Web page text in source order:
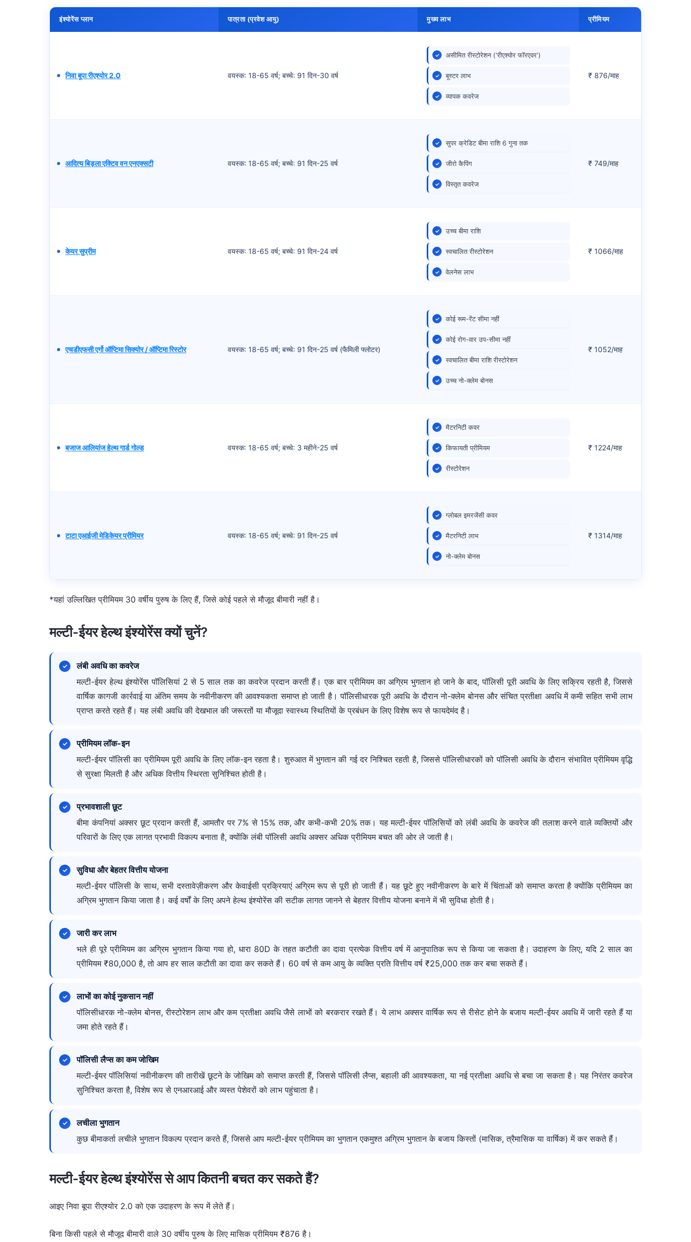
इंश्योरेंस प्लान पात्रता (प्रवेश आयु) मुख्य लाभ प्रीमियम
निवा बूपा रीएश्योर 2.0 वयस्क: 18-65 वर्ष; बच्चे: 91 दिन-30 वर्ष
असीमित रीस्टोरेशन ('रीएश्योर फॉरएवर')
बूस्टर लाभ
व्यापक कवरेज
₹ 876/माह
आदित्य बिड़ला एक्टिव वन एनएक्सटी वयस्क: 18-65 वर्ष; बच्चे: 91 दिन-25 वर्ष
सुपर क्रेडिट बीमा राशि 6 गुना तक
जीरो कैपिंग
विस्तृत कवरेज
₹ 749/माह
केयर सुप्रीम वयस्क: 18-65 वर्ष; बच्चे: 91 दिन-24 वर्ष
उच्च बीमा राशि
स्वचालित रीस्टोरेशन
वेलनेस लाभ
₹ 1066/माह
एचडीएफसी एर्गो ऑप्टिमा सिक्योर / ऑप्टिमा रिस्टोर वयस्क: 18-65 वर्ष; बच्चे: 91 दिन-25 वर्ष (फैमिली फ्लोटर)
कोई रूम-रेंट सीमा नहीं
कोई रोग-वार उप-सीमा नहीं
स्वचालित बीमा राशि रीस्टोरेशन
उच्च नो-क्लेम बोनस
₹ 1052/माह
बजाज आलियांज हेल्थ गार्ड गोल्ड वयस्क: 18-65 वर्ष; बच्चे: 3 महीने-25 वर्ष
मैटरनिटी कवर
किफायती प्रीमियम
रीस्टोरेशन
₹ 1224/माह
टाटा एआईजी मेडिकेयर प्रीमियर वयस्क: 18-65 वर्ष; बच्चे: 91 दिन-25 वर्ष
ग्लोबल इमरजेंसी कवर
मैटरनिटी लाभ
नो-क्लेम बोनस
₹ 1314/माह
*यहां उल्लिखित प्रीमियम 30 वर्षीय पुरुष के लिए हैं, जिसे कोई पहले से मौजूद बीमारी नहीं है।
मल्टी-ईयर हेल्थ इंश्योरेंस क्यों चुनें?
लंबी अवधि का कवरेज
मल्टी-ईयर हेल्थ इंश्योरेंस पॉलिसियां 2 से 5 साल तक का कवरेज प्रदान करती हैं। एक बार प्रीमियम का अग्रिम भुगतान हो जाने के बाद, पॉलिसी पूरी अवधि के लिए सक्रिय रहती है, जिससे
वार्षिक कागजी कार्रवाई या अंतिम समय के नवीनीकरण की आवश्यकता समाप्त हो जाती है। पॉलिसीधारक पूरी अवधि के दौरान नो-क्लेम बोनस और संचित प्रतीक्षा अवधि में कमी सहित सभी लाभ
प्राप्त करते रहते हैं। यह लंबी अवधि की देखभाल की जरूरतों या मौजूदा स्वास्थ्य स्थितियों के प्रबंधन के लिए विशेष रूप से फायदेमंद है।
प्रीमियम लॉक-इन
मल्टी-ईयर पॉलिसी का प्रीमियम पूरी अवधि के लिए लॉक-इन रहता है। शुरुआत में भुगतान की गई दर निश्चित रहती है, जिससे पॉलिसीधारकों को पॉलिसी अवधि के दौरान संभावित प्रीमियम वृद्धि
से सुरक्षा मिलती है और अधिक वित्तीय स्थिरता सुनिश्चित होती है।
प्रभावशाली छूट
बीमा कंपनियां अक्सर छूट प्रदान करती हैं, आमतौर पर 7% से 15% तक, और कभी-कभी 20% तक। यह मल्टी-ईयर पॉलिसियों को लंबी अवधि के कवरेज की तलाश करने वाले व्यक्तियों और
परिवारों के लिए एक लागत प्रभावी विकल्प बनाता है, क्योंकि लंबी पॉलिसी अवधि अक्सर अधिक प्रीमियम बचत की ओर ले जाती है।
सुविधा और बेहतर वित्तीय योजना
मल्टी-ईयर पॉलिसी के साथ, सभी दस्तावेज़ीकरण और केवाईसी प्रक्रियाएं अग्रिम रूप से पूरी हो जाती हैं। यह छूटे हुए नवीनीकरण के बारे में चिंताओं को समाप्त करता है क्योंकि प्रीमियम का
अग्रिम भुगतान किया जाता है। कई वर्षों के लिए अपने हेल्थ इंश्योरेंस की सटीक लागत जानने से बेहतर वित्तीय योजना बनाने में भी सुविधा होती है।
जारी कर लाभ
भले ही पूरे प्रीमियम का अग्रिम भुगतान किया गया हो, धारा 80D के तहत कटौती का दावा प्रत्येक वित्तीय वर्ष में आनुपातिक रूप से किया जा सकता है। उदाहरण के लिए, यदि 2 साल का
प्रीमियम ₹80,000 है, तो आप हर साल कटौती का दावा कर सकते हैं। 60 वर्ष से कम आयु के व्यक्ति प्रति वित्तीय वर्ष ₹25,000 तक कर बचा सकते हैं।
लाभों का कोई नुकसान नहीं
पॉलिसीधारक नो-क्लेम बोनस, रीस्टोरेशन लाभ और कम प्रतीक्षा अवधि जैसे लाभों को बरकरार रखते हैं। ये लाभ अक्सर वार्षिक रूप से रीसेट होने के बजाय मल्टी-ईयर अवधि में जारी रहते हैं या
जमा होते रहते हैं।
पॉलिसी लैप्स का कम जोखिम
मल्टी-ईयर पॉलिसियां नवीनीकरण की तारीखें छूटने के जोखिम को समाप्त करती हैं, जिससे पॉलिसी लैप्स, बहाली की आवश्यकता, या नई प्रतीक्षा अवधि से बचा जा सकता है। यह निरंतर कवरेज
सुनिश्चित करता है, विशेष रूप से एनआरआई और व्यस्त पेशेवरों को लाभ पहुंचाता है।
लचीला भुगतान
कुछ बीमाकर्ता लचीले भुगतान विकल्प प्रदान करते हैं, जिससे आप मल्टी-ईयर प्रीमियम का भुगतान एकमुश्त अग्रिम भुगतान के बजाय किस्तों (मासिक, त्रैमासिक या वार्षिक) में कर सकते हैं।
मल्टी-ईयर हेल्थ इंश्योरेंस से आप कितनी बचत कर सकते हैं?
आइए निवा बूपा रीएश्योर 2.0 को एक उदाहरण के रूप में लेते हैं।
बिना किसी पहले से मौजूद बीमारी वाले 30 वर्षीय पुरुष के लिए मासिक प्रीमियम ₹876 है।